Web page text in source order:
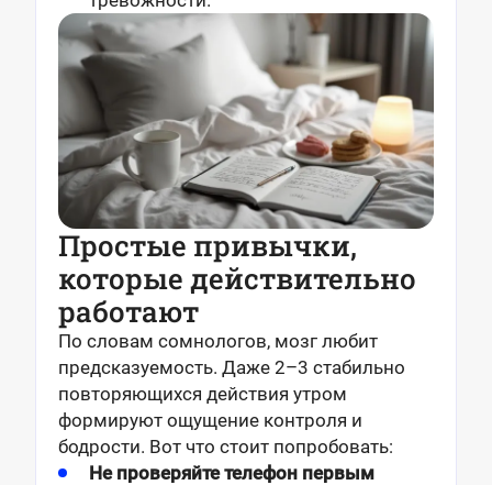
Простые привычки,
которые действительно
работают
По словам сомнологов, мозг любит
предсказуемость. Даже 2–3 стабильно
повторяющихся действия утром
формируют ощущение контроля и
бодрости. Вот что стоит попробовать:
Не проверяйте телефон первым